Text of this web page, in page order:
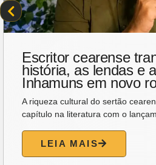
Escritor cearense
história, as lendas e
Inhamuns em novo
A riqueza cultural do sertão
capítulo na literatura com o
LEIA MAIS